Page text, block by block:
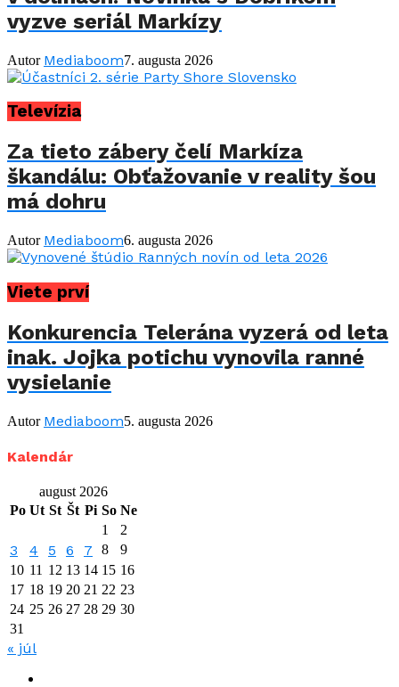
vyzve seriál Markízy
Autor Mediaboom7. augusta 2026
Televízia
Za tieto zábery čelí Markíza
škandálu: Obťažovanie v reality šou
má dohru
Autor Mediaboom6. augusta 2026
Viete prví
Konkurencia Telerána vyzerá od leta
inak. Jojka potichu vynovila ranné
vysielanie
Autor Mediaboom5. augusta 2026
Kalendár
august 2026
Po Ut St Št Pi So Ne
1
2
3 4 5 6 7 8
9
10 11 12 13 14 15 16
17 18 19 20 21 22 23
24 25 26 27 28 29 30
31
« júl